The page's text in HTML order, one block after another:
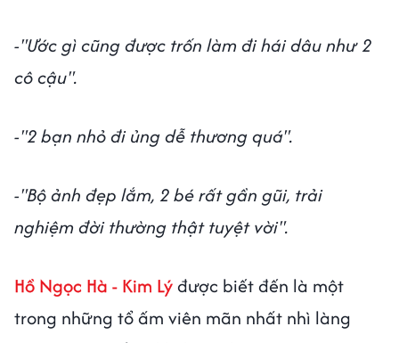
-"Ước gì cũng được trốn làm đi hái dâu như 2
cô cậu".
-"2 bạn nhỏ đi ủng dễ thương quá".
-"Bộ ảnh đẹp lắm, 2 bé rất gần gũi, trải
nghiệm đời thường thật tuyệt vời".
Hồ Ngọc Hà - Kim Lýđược biết đến là một
trong những tổ ấm viên mãn nhất nhì làng